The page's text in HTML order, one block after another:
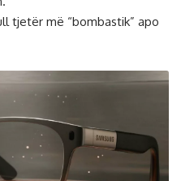
tjetër më “bombastik” apo